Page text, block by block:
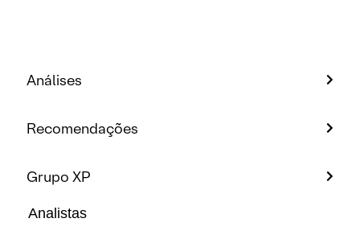
Análises
Recomendações
Grupo XP
Analistas